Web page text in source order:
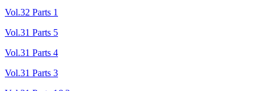
Vol.32 Parts 1
Vol.31 Parts 5
Vol.31 Parts 4
Vol.31 Parts 3